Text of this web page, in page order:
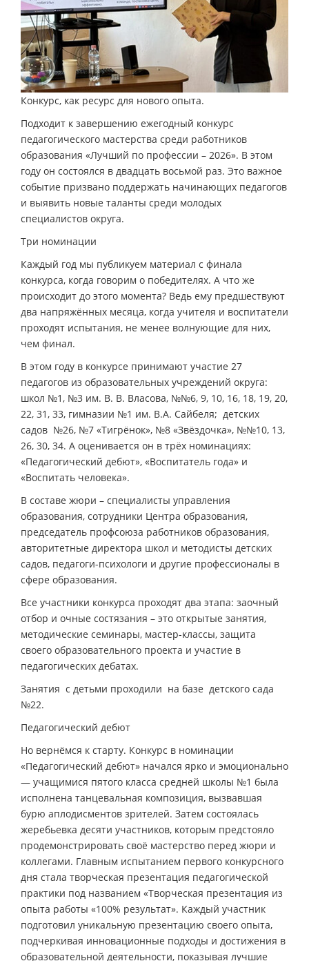
Конкурс, как ресурс для нового опыта.
Подходит к завершению ежегодный конкурс
педагогического мастерства среди работников
образования «Лучший по профессии – 2026». В этом
году он состоялся в двадцать восьмой раз. Это важное
событие призвано поддержать начинающих педагогов
и выявить новые таланты среди молодых
специалистов округа.
Три номинации
Каждый год мы публикуем материал с финала
конкурса, когда говорим о победителях. А что же
происходит до этого момента? Ведь ему предшествуют
два напряжённых месяца, когда учителя и воспитатели
проходят испытания, не менее волнующие для них,
чем финал.
В этом году в конкурсе принимают участие 27
педагогов из образовательных учреждений округа:
школ №1, №3 им. В. В. Власова, №№6, 9, 10, 16, 18, 19, 20,
22, 31, 33, гимназии №1 им. В.А. Сайбеля; детских
садов №26, №7 «Тигрёнок», №8 «Звёздочка», №№10, 13,
26, 30, 34. А оценивается он в трёх номинациях:
«Педагогический дебют», «Воспитатель года» и
«Воспитать человека».
В составе жюри – специалисты управления
образования, сотрудники Центра образования,
председатель профсоюза работников образования,
авторитетные директора школ и методисты детских
садов, педагоги-психологи и другие профессионалы в
сфере образования.
Все участники конкурса проходят два этапа: заочный
отбор и очные состязания – это открытые занятия,
методические семинары, мастер-классы, защита
своего образовательного проекта и участие в
педагогических дебатах.
Занятия с детьми проходили на базе детского сада
№22.
Педагогический дебют
Но вернёмся к старту. Конкурс в номинации
«Педагогический дебют» начался ярко и эмоционально
— учащимися пятого класса средней школы №1 была
исполнена танцевальная композиция, вызвавшая
бурю аплодисментов зрителей. Затем состоялась
жеребьевка десяти участников, которым предстояло
продемонстрировать своё мастерство перед жюри и
коллегами. Главным испытанием первого конкурсного
дня стала творческая презентация педагогической
практики под названием «Творческая презентация из
опыта работы «100% результат». Каждый участник
подготовил уникальную презентацию своего опыта,
подчеркивая инновационные подходы и достижения в
образовательной деятельности, показывая лучшие